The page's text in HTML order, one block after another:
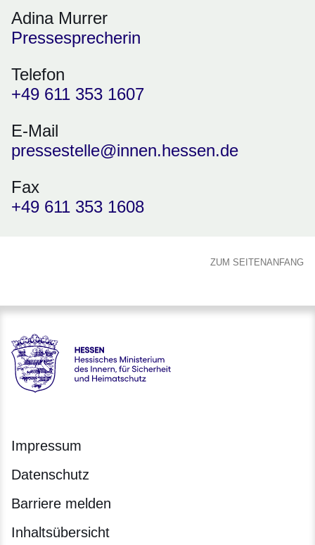
Adina Murrer
Pressesprecherin
Telefon
+49 611 353 1607
E-Mail
pressestelle@innen.hessen.de
Fax
+49 611 353 1608
ZUM SEITENANFANG
Hessen - Hessisches Ministerium des Innern, für Sicherheit
Impressum
Datenschutz
Barriere melden
Inhaltsübersicht